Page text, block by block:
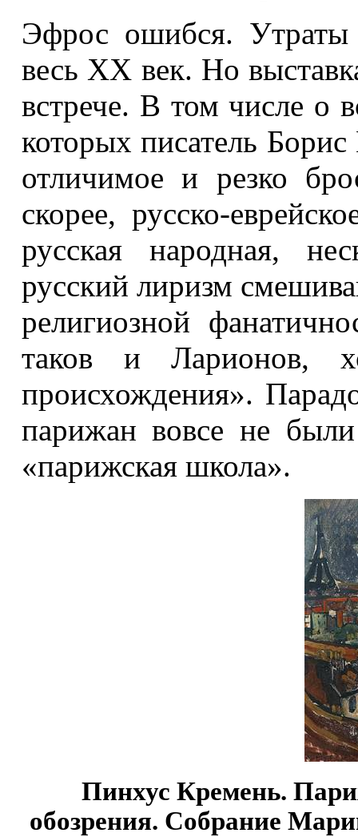
Эфрос ошибся. Утраты
весь ХХ век. Но
встрече. В том числе о
которых писатель
отличимое и резко
скорее, русско-
русская народная,
русский лиризм
религиозной
таков и Ларионов,
происхождения».
парижан вовсе не
«парижская школа».
Пинхус Кремень.
обозрения. Собрание